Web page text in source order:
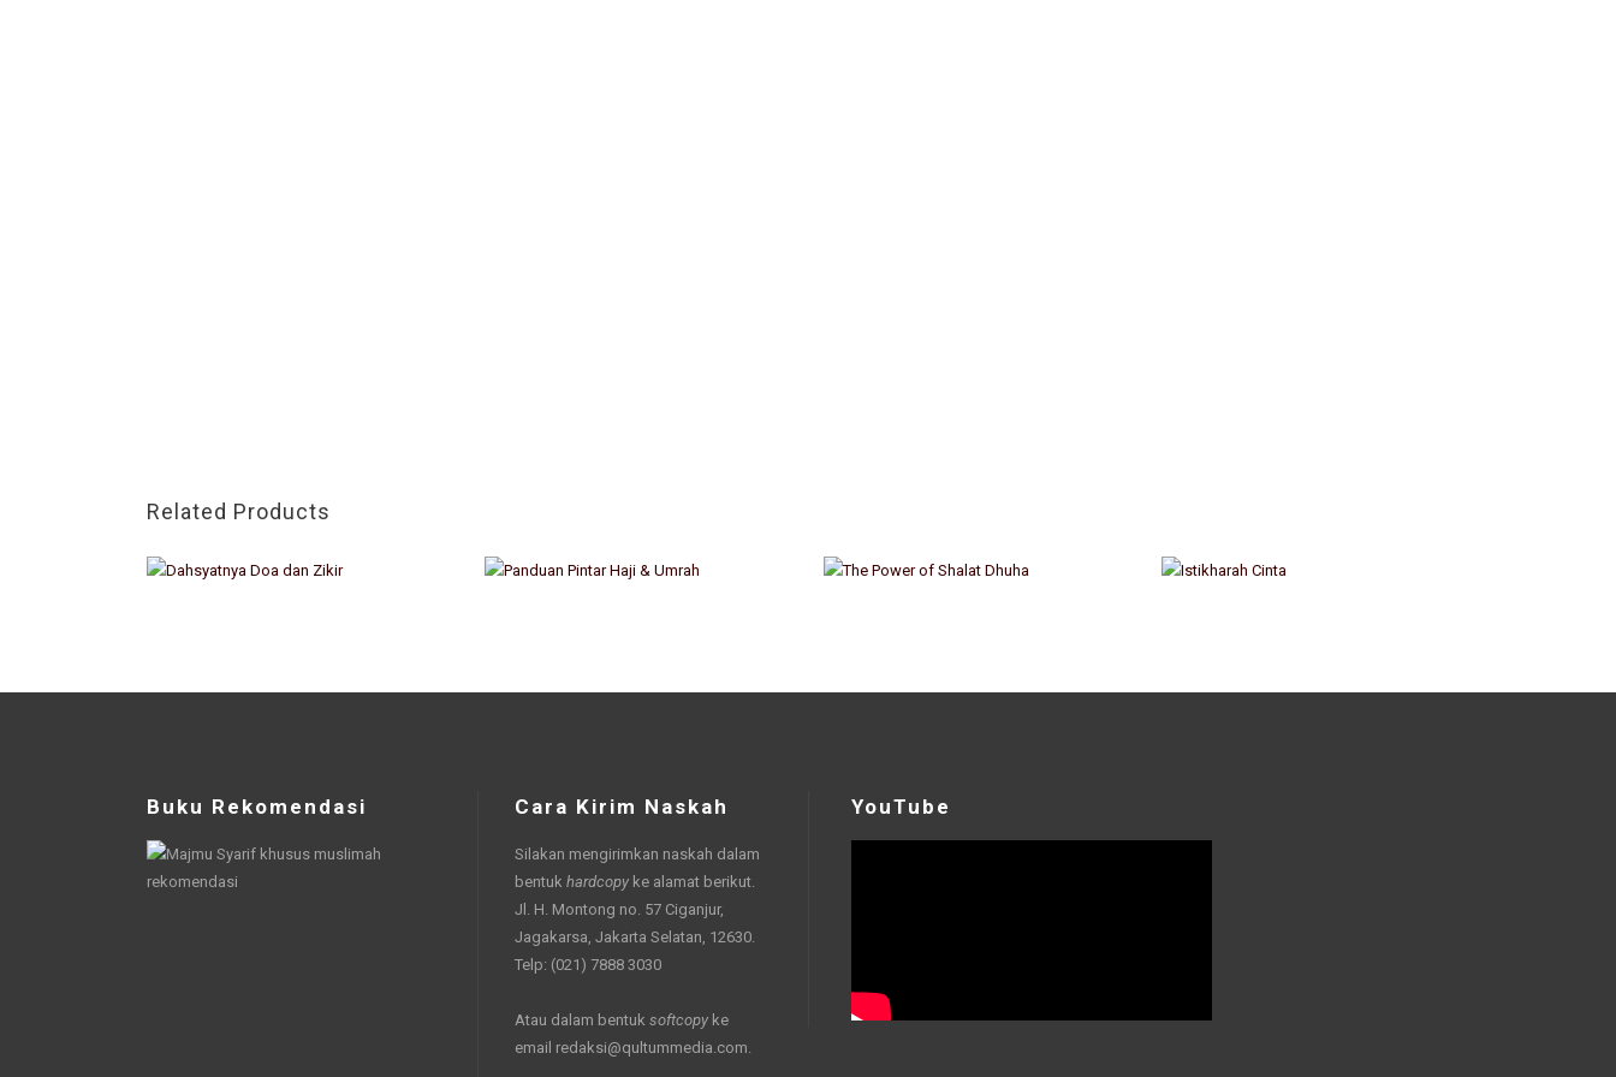
Related Products
Buku Rekomendasi Cara Kirim Naskah
Silakan mengirimkan naskah dalam
bentuk hardcopy ke alamat berikut.
Jl. H. Montong no. 57 Ciganjur,
Jagakarsa, Jakarta Selatan, 12630.
Telp: (021) 7888 3030
Atau dalam bentuk softcopy ke
email redaksi@qultummedia.com
YouTube